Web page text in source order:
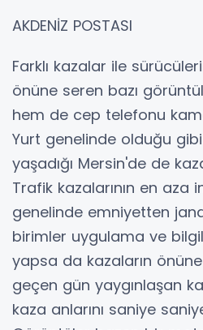
AKDENİZ POSTASI
Farklı kazalar ile
önüne seren bazı
hem de cep telefonu
Yurt genelinde olduğu
yaşadığı Mersin'de de
Trafik kazalarının en aza
genelinde emniyetten
birimler uygulama ve
yapsa da kazaların
geçen gün yaygınlaşan
kaza anlarını saniye